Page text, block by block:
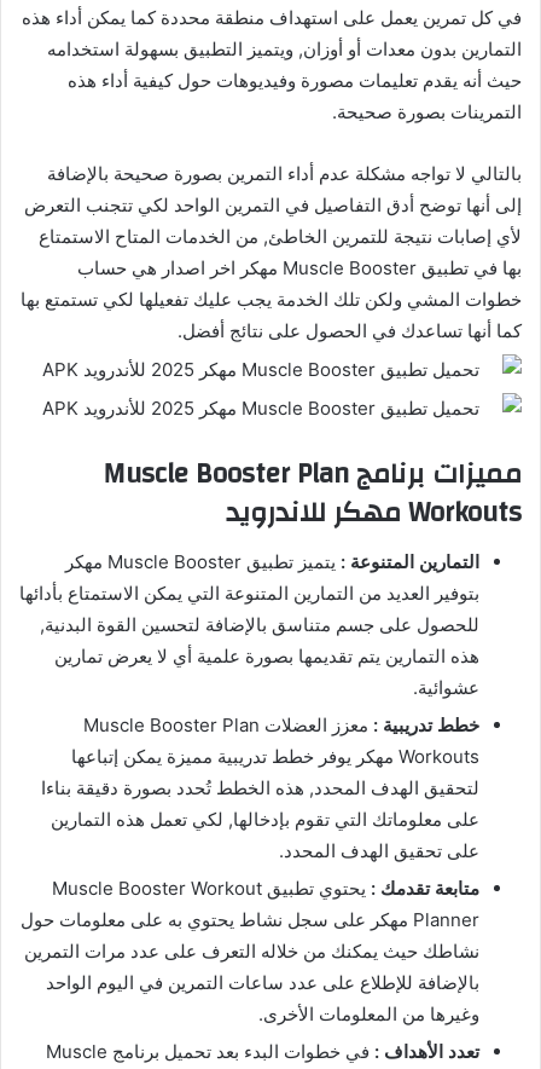
في كل تمرين يعمل على استهداف منطقة محددة كما يمكن أداء هذه
التمارين بدون معدات أو أوزان, ويتميز التطبيق بسهولة استخدامه
حيث أنه يقدم تعليمات مصورة وفيديوهات حول كيفية أداء هذه
التمرينات بصورة صحيحة.
بالتالي لا تواجه مشكلة عدم أداء التمرين بصورة صحيحة بالإضافة
إلى أنها توضح أدق التفاصيل في التمرين الواحد لكي تتجنب التعرض
لأي إصابات نتيجة للتمرين الخاطئ, من الخدمات المتاح الاستمتاع
بها في تطبيق Muscle Booster مهكر اخر اصدار هي حساب
خطوات المشي ولكن تلك الخدمة يجب عليك تفعيلها لكي تستمتع بها
كما أنها تساعدك في الحصول على نتائج أفضل.
مميزات برنامج Muscle Booster Plan
Workouts مهكر للاندرويد
التمارين المتنوعة :
يتميز تطبيق Muscle Booster مهكر
بتوفير العديد من التمارين المتنوعة التي يمكن الاستمتاع بأدائها
للحصول على جسم متناسق بالإضافة لتحسين القوة البدنية,
هذه التمارين يتم تقديمها بصورة علمية أي لا يعرض تمارين
عشوائية.
خطط تدريبية :
معزز العضلات Muscle Booster Plan
Workouts مهكر يوفر خطط تدريبية مميزة يمكن إتباعها
لتحقيق الهدف المحدد, هذه الخطط تُحدد بصورة دقيقة بناءا
على معلوماتك التي تقوم بإدخالها, لكي تعمل هذه التمارين
على تحقيق الهدف المحدد.
متابعة تقدمك :
يحتوي تطبيق Muscle Booster Workout
Planner مهكر على سجل نشاط يحتوي به على معلومات حول
نشاطك حيث يمكنك من خلاله التعرف على عدد مرات التمرين
بالإضافة للإطلاع على عدد ساعات التمرين في اليوم الواحد
وغيرها من المعلومات الأخرى.
تعدد الأهداف :
في خطوات البدء بعد تحميل برنامج Muscle